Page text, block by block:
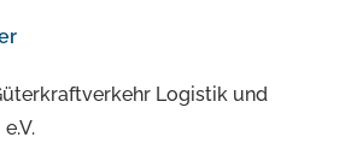
Logistik und